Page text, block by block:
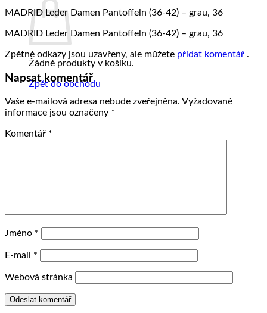
Žádné produkty v košíku.
Zpět do obchodu
MADRID Leder Damen Pantoffeln (36-42) – grau, 36
MADRID Leder Damen Pantoffeln (36-42) – grau, 36
Zpětné odkazy jsou uzavřeny, ale můžete přidat komentář .
Napsat komentář
Vaše e-mailová adresa nebude zveřejněna. Vyžadované
informace jsou označeny *
Komentář *
Jméno *
E-mail *
Webová stránka